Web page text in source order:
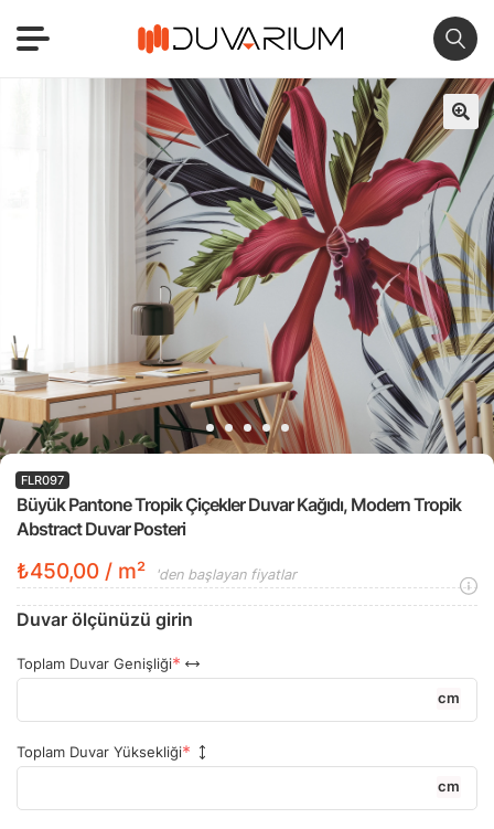
🔍
Büyük Pantone Tropik Çiçekler Duvar Kağıdı, Modern Tropik
Abstract Duvar Posteri
FLR097
₺450,00 / m² 'den başlayan fiyatlar
Duvar ölçünüzü girin
Toplam Duvar Genişliği
cm
Toplam Duvar Yüksekliği
cm